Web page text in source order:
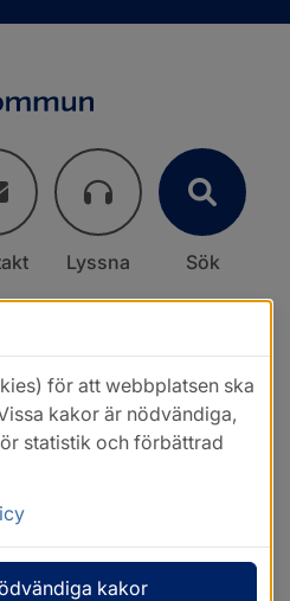
Lyssna Sök
för att webbplatsen ska
kakor är nödvändiga,
statistik och förbättrad
kakor